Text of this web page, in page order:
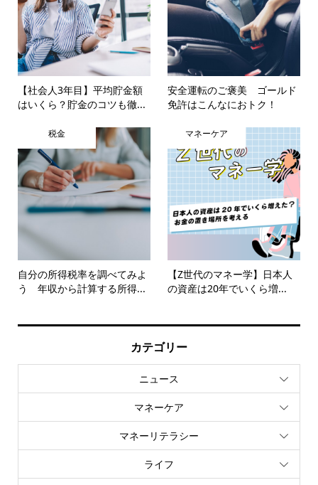
【社会人3年目】平均貯金額
はいくら？貯金のコツも徹...
安全運転のご褒美 ゴールド
免許はこんなにおトク！
税金
自分の所得税率を調べてみよ
う 年収から計算する所得...
マネーケア
【Z世代のマネー学】日本人
の資産は20年でいくら増...
カテゴリー
ニュース
マネーケア
マネーリテラシー
ライフ